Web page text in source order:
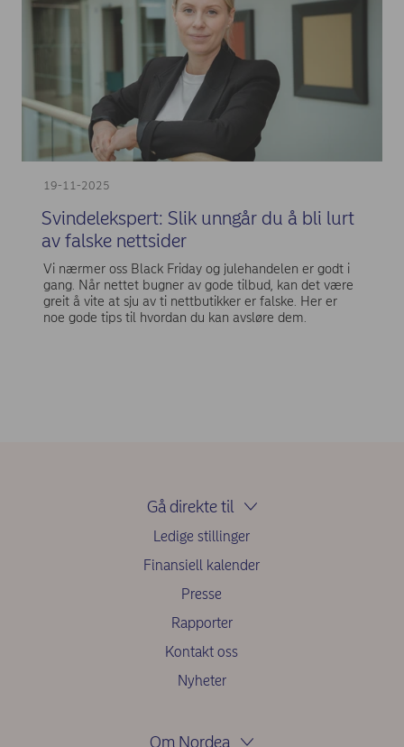
19-11-2025
Svindelekspert: Slik unngår du å bli lurt
av falske nettsider
Vi nærmer oss Black Friday og julehandelen er godt i
gang. Når nettet bugner av gode tilbud, kan det være
greit å vite at sju av ti nettbutikker er falske. Her er
noe gode tips til hvordan du kan avsløre dem.
Gå direkte til
Ledige stillinger
Finansiell kalender
Presse
Rapporter
Kontakt oss
Nyheter
Om Nordea